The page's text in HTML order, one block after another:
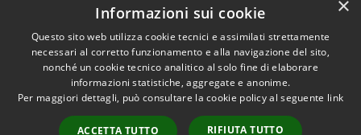
Dichiarazione di accessibilità
RSS
Accessibilità
Copyright © 2026 • Comune di
Signa • Powered by
Municipium• Accesso
×
Informazioni sui cookie
Questo sito web utilizza cookie tecnici e assimilati strettamente
necessari al corretto funzionamento e alla navigazione del sito,
nonché un cookie tecnico analitico al solo fine di elaborare
informazioni statistiche, aggregate e anonime.
Per maggiori dettagli, può consultare la cookie policy al seguente link
ACCETTA TUTTO RIFIUTA TUTTO